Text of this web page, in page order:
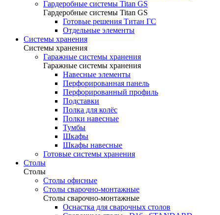
Гардеробные системы Titan GS
Гардеробные системы Titan GS
Готовые решения Титан ГС
Отдельные элементы
Системы хранения
Системы хранения
Гаражные системы хранения
Гаражные системы хранения
Навесные элементы
Перфорированная панель
Перфорированный профиль
Подставки
Полка для колёс
Полки навесные
Тумбы
Шкафы
Шкафы навесные
Готовые системы хранения
Столы
Столы
Столы офисные
Столы сварочно-монтажные
Столы сварочно-монтажные
Оснастка для сварочных столов